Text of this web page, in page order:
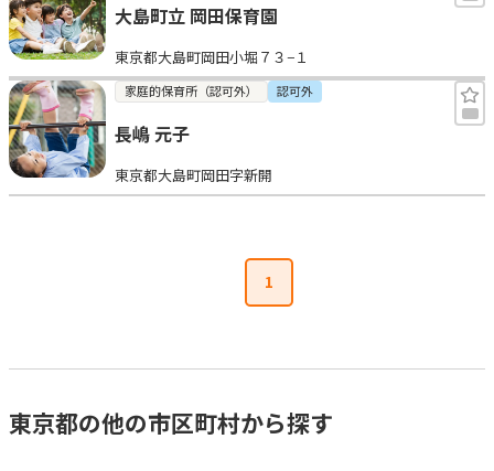
エンクルの特徴と活用方法
コラム
お知らせ
大島町立 岡田保育園
東京都大島町岡田小堀７３−１
家庭的保育所（認可外） 認可外
長嶋 元子
東京都大島町岡田字新開
1
東京都の他の市区町村から探す